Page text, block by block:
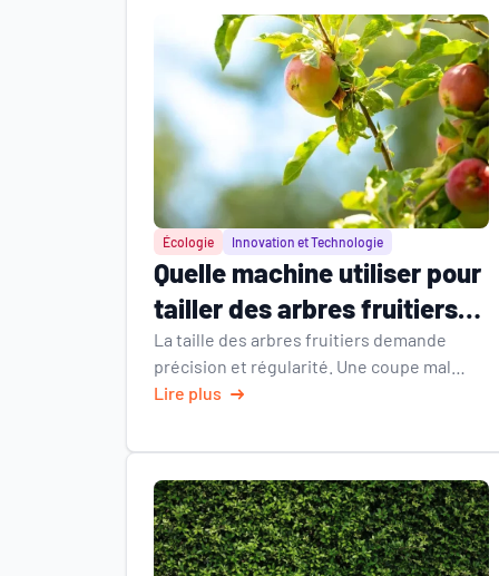
Écologie Innovation et Technologie
Quelle machine utiliser pour
tailler des arbres fruitiers
sans abîmer les branches ?
La taille des arbres fruitiers demande
précision et régularité. Une coupe mal
réalisée peut provoquer des déchirures,
l’apparition de maladies. Pour un
spécialisée, le choix de la machine
influence directement la santé des arbres
et la qualité des récoltes. Quelle machine
Lire plus